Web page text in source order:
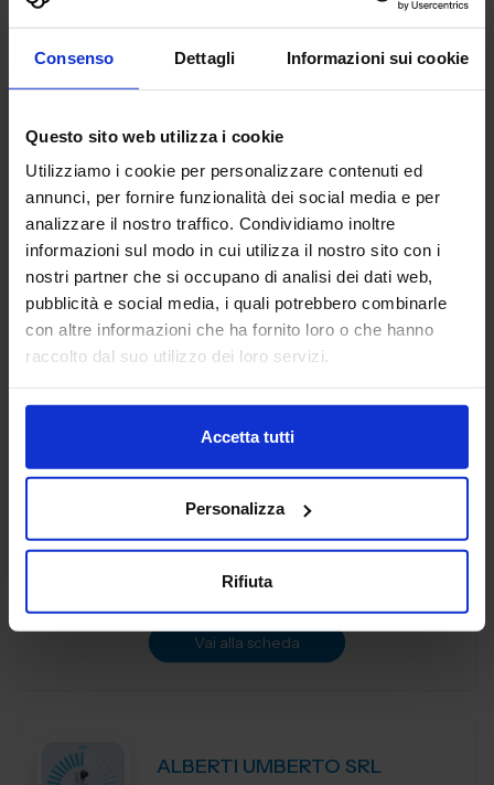
Consenso Dettagli Informazioni sui cookie
Questo sito web utilizza i cookie
Utilizziamo i cookie per personalizzare contenuti ed
annunci, per fornire funzionalità dei social media e per
analizzare il nostro traffico. Condividiamo inoltre
informazioni sul modo in cui utilizza il nostro sito con i
nostri partner che si occupano di analisi dei dati web,
pubblicità e social media, i quali potrebbero combinarle
con altre informazioni che ha fornito loro o che hanno
raccolto dal suo utilizzo dei loro servizi.
Accetta tutti
Personalizza
Rifiuta
AG TECHNIK SRL
Aggiungi ai preferiti
AGIE CHARMILLES
Benvenuti alla celebrazione del nostro 70° anniversario! In
siamo orgogliosi di essere protagonisti di una ricca storia e
fautori di...
Padiglione:Pad. 19Stand:E34
Vai alla scheda
ALBERTI UMBERTO SRL